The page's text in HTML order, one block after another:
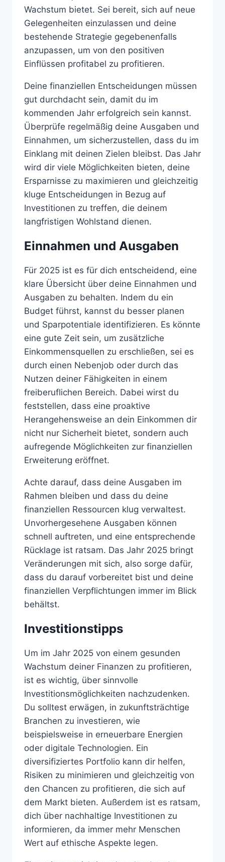
Wachstum bietet. Sei bereit, sich auf neue
Gelegenheiten einzulassen und deine
bestehende Strategie gegebenenfalls
anzupassen, um von den positiven
Einflüssen profitabel zu profitieren.
Deine finanziellen Entscheidungen müssen
gut durchdacht sein, damit du im
kommenden Jahr erfolgreich sein kannst.
Überprüfe regelmäßig deine Ausgaben und
Einnahmen, um sicherzustellen, dass du im
Einklang mit deinen Zielen bleibst. Das Jahr
wird dir viele Möglichkeiten bieten, deine
Ersparnisse zu maximieren und gleichzeitig
kluge Entscheidungen in Bezug auf
Investitionen zu treffen, die deinem
langfristigen Wohlstand dienen.
Einnahmen und Ausgaben
Für 2025 ist es für dich entscheidend, eine
klare Übersicht über deine Einnahmen und
Ausgaben zu behalten. Indem du ein
Budget führst, kannst du besser planen
und Sparpotentiale identifizieren. Es könnte
eine gute Zeit sein, um zusätzliche
Einkommensquellen zu erschließen, sei es
durch einen Nebenjob oder durch das
Nutzen deiner Fähigkeiten in einem
freiberuflichen Bereich. Dabei wirst du
feststellen, dass eine proaktive
Herangehensweise an dein Einkommen dir
nicht nur Sicherheit bietet, sondern auch
aufregende Möglichkeiten zur finanziellen
Erweiterung eröffnet.
Achte darauf, dass deine Ausgaben im
Rahmen bleiben und dass du deine
finanziellen Ressourcen klug verwaltest.
Unvorhergesehene Ausgaben können
schnell auftreten, und eine entsprechende
Rücklage ist ratsam. Das Jahr 2025 bringt
Veränderungen mit sich, also sorge dafür,
dass du darauf vorbereitet bist und deine
finanziellen Verpflichtungen immer im Blick
behältst.
Investitionstipps
Um im Jahr 2025 von einem gesunden
Wachstum deiner Finanzen zu profitieren,
ist es wichtig, über sinnvolle
Investitionsmöglichkeiten nachzudenken.
Du solltest erwägen, in zukunftsträchtige
Branchen zu investieren, wie
beispielsweise in erneuerbare Energien
oder digitale Technologien. Ein
diversifiziertes Portfolio kann dir helfen,
Risiken zu minimieren und gleichzeitig von
den Chancen zu profitieren, die sich auf
dem Markt bieten. Außerdem ist es ratsam,
dich über nachhaltige Investitionen zu
informieren, da immer mehr Menschen
Wert auf ethische Aspekte legen.